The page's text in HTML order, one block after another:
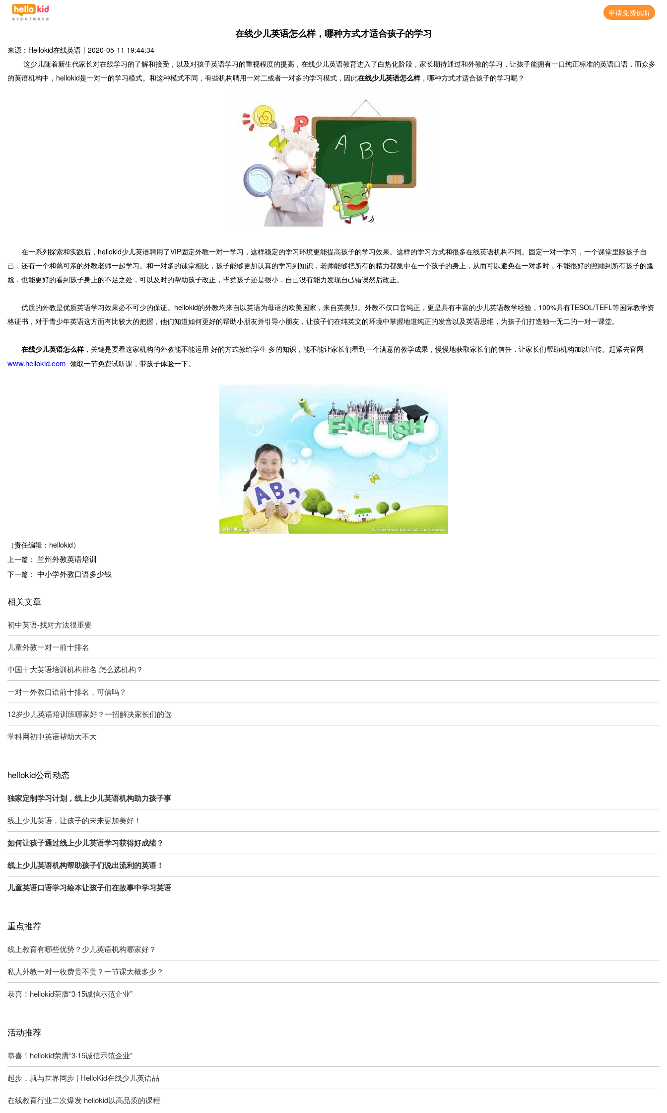
申请免费试听
在线少儿英语怎么样，哪种方式才适合孩子的学习
来源：Hellokid在线英语 丨 2020-05-11 19:44:34
这少儿随着新生代家长对在线学习的了解和接受，以及对孩子英语学习的重视程度的提高，在线少儿英语教育进入了白热化阶段，家长期待通过和外教的学习，让孩子能拥有一口纯正标准的英语口语，而众多
的英语机构中，hellokid是一对一的学习模式。和这种模式不同，有些机构聘用一对二或者一对多的学习模式，因此在线少儿英语怎么样，哪种方式才适合孩子的学习呢？
在一系列探索和实践后，hellokid少儿英语聘用了VIP固定外教一对一学习，这样稳定的学习环境更能提高孩子的学习效果。这样的学习方式和很多在线英语机构不同。固定一对一学习，一个课堂里除孩子自
己，还有一个和蔼可亲的外教老师一起学习。和一对多的课堂相比，孩子能够更加认真的学习到知识，老师能够把所有的精力都集中在一个孩子的身上，从而可以避免在一对多时，不能很好的照顾到所有孩子的尴
尬，也能更好的看到孩子身上的不足之处，可以及时的帮助孩子改正，毕竟孩子还是很小，自己没有能力发现自己错误然后改正。
优质的外教是优质英语学习效果必不可少的保证。hellokid的外教均来自以英语为母语的欧美国家，来自英美加。外教不仅口音纯正，更是具有丰富的少儿英语教学经验，100%具有TESOL/TEFL等国际教学资
格证书，对于青少年英语这方面有比较大的把握，他们知道如何更好的帮助小朋友并引导小朋友，让孩子们在纯英文的环境中掌握地道纯正的发音以及英语思维，为孩子们打造独一无二的一对一课堂。
在线少儿英语怎么样，关键是要看这家机构的外教能不能运用 好的方式教给学生 多的知识，能不能让家长们看到一个满意的教学成果，慢慢地获取家长们的信任，让家长们帮助机构加以宣传。赶紧去官网
www.hellokid.com 领取一节免费试听课，带孩子体验一下。
（责任编辑：hellokid）
上一篇： 兰州外教英语培训
下一篇： 中小学外教口语多少钱
相关文章
初中英语-找对方法很重要
儿童外教一对一前十排名
中国十大英语培训机构排名 怎么选机构？
一对一外教口语前十排名，可信吗？
12岁少儿英语培训班哪家好？一招解决家长们的选
学科网初中英语帮助大不大
hellokid公司动态
独家定制学习计划，线上少儿英语机构助力孩子事
线上少儿英语，让孩子的未来更加美好！
如何让孩子通过线上少儿英语学习获得好成绩？
线上少儿英语机构帮助孩子们说出流利的英语！
儿童英语口语学习绘本让孩子们在故事中学习英语
重点推荐
线上教育有哪些优势？少儿英语机构哪家好？
私人外教一对一收费贵不贵？一节课大概多少？
恭喜！hellokid荣膺“3·15诚信示范企业”
活动推荐
恭喜！hellokid荣膺“3·15诚信示范企业”
起步，就与世界同步 | HelloKid在线少儿英语品
在线教育行业二次爆发 hellokid以高品质的课程